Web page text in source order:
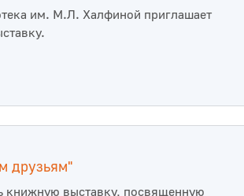
им. М.Л. Халфиной приглашает
друзьям"
книжную выставку, посвященную